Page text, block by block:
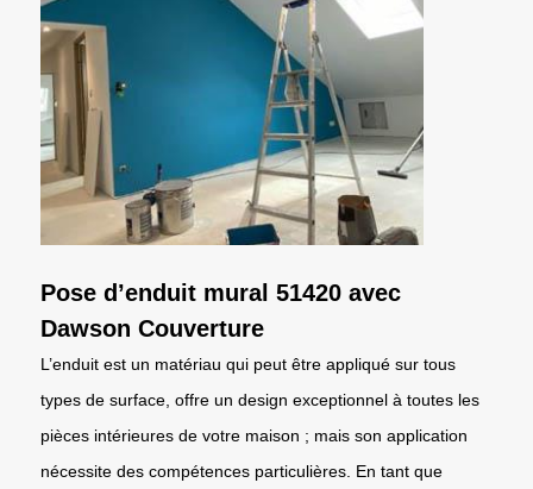
Pose d’enduit mural 51420 avec
Dawson Couverture
L’enduit est un matériau qui peut être appliqué sur tous
types de surface, offre un design exceptionnel à toutes les
pièces intérieures de votre maison ; mais son application
nécessite des compétences particulières. En tant que